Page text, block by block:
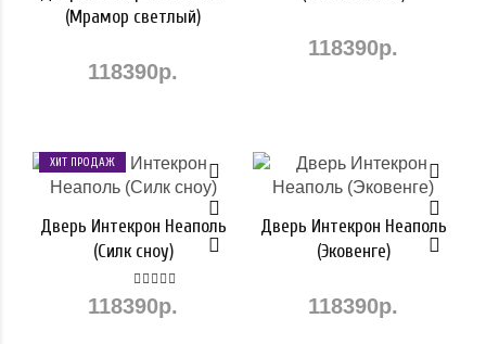
(Мрамор светлый)
118390р.
118390р.
ХИТ ПРОДАЖ
Дверь Интекрон Неаполь
(Силк сноу)
118390р.
Дверь Интекрон Неаполь
(Эковенге)
118390р.